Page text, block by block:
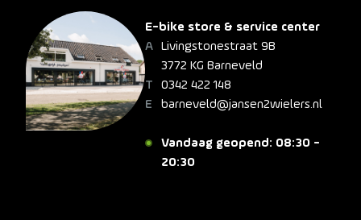
E-bike store & service center
Livingstonestraat 9B
3772 KG Barneveld
0342 422 148
barneveld@jansen2wielers.nl
Vandaag geopend: 08:30 -
20:30